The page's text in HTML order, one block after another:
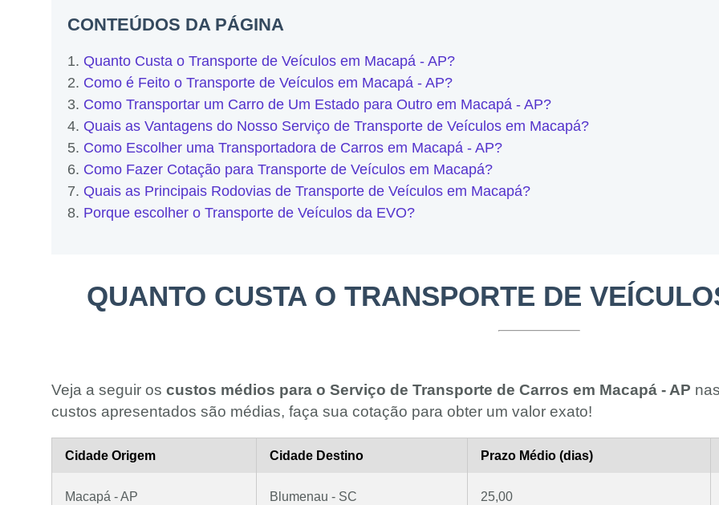
CONTEÚDOS DA PÁGINA
Quanto Custa o Transporte de Veículos em Macapá - AP?
Como é Feito o Transporte de Veículos em Macapá - AP?
Como Transportar um Carro de Um Estado para Outro em Macapá - AP?
Quais as Vantagens do Nosso Serviço de Transporte de Veículos em Macapá?
Como Escolher uma Transportadora de Carros em Macapá - AP?
Como Fazer Cotação para Transporte de Veículos em Macapá?
Quais as Principais Rodovias de Transporte de Veículos em Macapá?
Porque escolher o Transporte de Veículos da EVO?
QUANTO CUSTA O TRANSPORTE DE
Veja a seguir os custos médios para o Serviço de Transporte de Carros em Macapá - AP
custos apresentados são médias, faça sua cotação para obter um valor exato!
Cidade Origem Cidade Destino Prazo Médio (dias)
Macapá - AP Blumenau - SC 25,00